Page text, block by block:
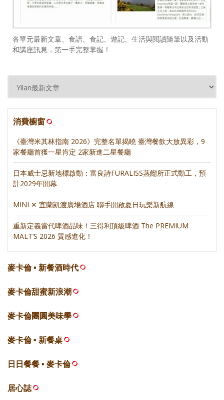
各單元最新文章、食譜、食記、遊記、生活與閱讀隨筆以及活動
和講座訊息，第一手完整掌握！
消費櫥窗
《臺灣米其林指南 2026》完整名單揭曉 臺灣餐飲大放異彩，9
家餐廳首獲一星肯定 2家新進二星餐廳
日本威士忌新地標啟動：富良詩FURALISS蒸餾所正式動工，預
計2029年開幕
MINI ✕ 宜蘭凱渡廣場酒店 聯手開啟夏日玩樂新航線
重新定義當代啤酒品味！三得利頂級啤酒 The PREMIUM
MALT’S 2026 質感進化！
麥卡倫 • 新餐酒時代
麥卡倫甜蜜新浪潮
麥卡倫團圓美味學
麥卡倫 • 新餐桌
日日餐餐 • 麥卡倫
居心誌